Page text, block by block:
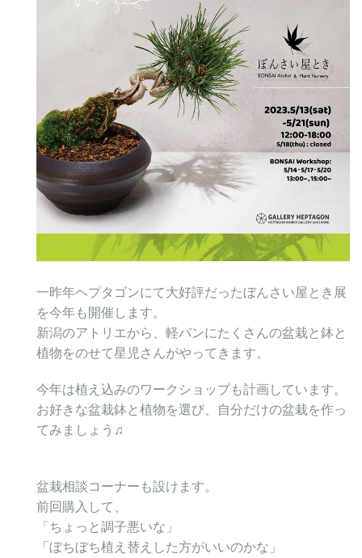
一昨年ヘプタゴンにて大好評だったぼんさい屋とき展
を今年も開催します。
新潟のアトリエから、軽バンにたくさんの盆栽と鉢と
植物をのせて星児さんがやってきます。
今年は植え込みのワークショップも計画しています。
お好きな盆栽鉢と植物を選び、自分だけの盆栽を作っ
てみましょう♫
盆栽相談コーナーも設けます。
前回購入して、
「ちょっと調子悪いな」
「ぼちぼち植え替えした方がいいのかな」